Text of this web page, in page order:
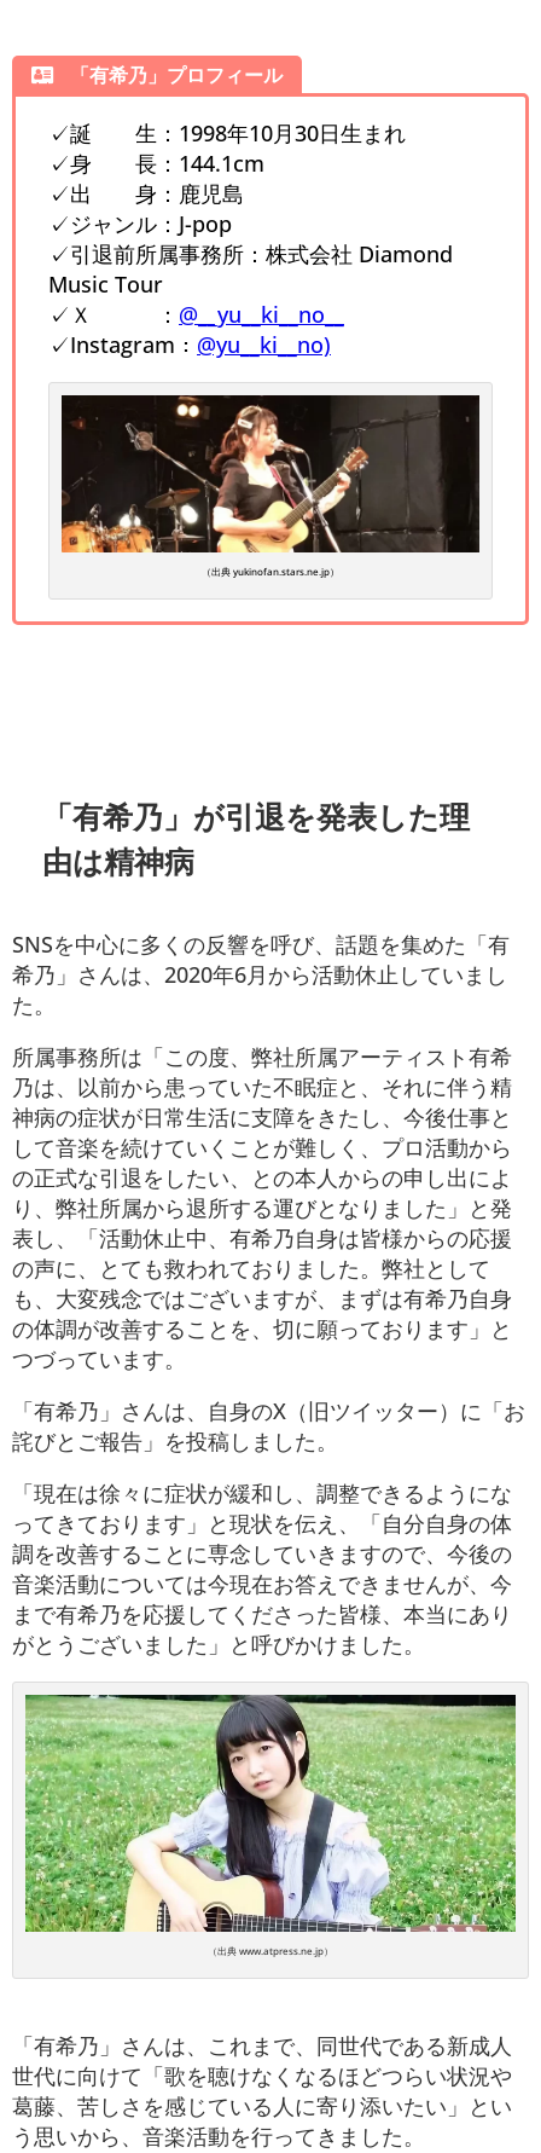
「有希乃」プロフィール
✓誕 生：1998年10月30日生まれ
✓身 長：144.1cm
✓出 身：鹿児島
✓ジャンル：J-pop
✓引退前所属事務所：株式会社 Diamond
Music Tour
✓Ｘ ： @__yu__ki__no__
✓Instagram： @yu__ki__no)
（出典 yukinofan.stars.ne.jp）
「有希乃」が引退を発表した理
由は精神病
SNSを中心に多くの反響を呼び、話題を集めた「有
希乃」さんは、2020年6月から活動休止していまし
た。
所属事務所は「この度、弊社所属アーティスト有希
乃は、以前から患っていた不眠症と、それに伴う精
神病の症状が日常生活に支障をきたし、今後仕事と
して音楽を続けていくことが難しく、プロ活動から
の正式な引退をしたい、との本人からの申し出によ
り、弊社所属から退所する運びとなりました」と発
表し、「活動休止中、有希乃自身は皆様からの応援
の声に、とても救われておりました。弊社として
も、大変残念ではございますが、まずは有希乃自身
の体調が改善することを、切に願っております」と
つづっています。
「有希乃」さんは、自身のX（旧ツイッター）に「お
詫びとご報告」を投稿しました。
「現在は徐々に症状が緩和し、調整できるようにな
ってきております」と現状を伝え、「自分自身の体
調を改善することに専念していきますので、今後の
音楽活動については今現在お答えできませんが、今
まで有希乃を応援してくださった皆様、本当にあり
がとうございました」と呼びかけました。
（出典 www.atpress.ne.jp）
「有希乃」さんは、これまで、同世代である新成人
世代に向けて「歌を聴けなくなるほどつらい状況や
葛藤、苦しさを感じている人に寄り添いたい」とい
う思いから、音楽活動を行ってきました。